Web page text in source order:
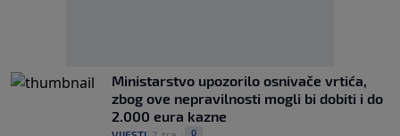
Ministarstvo upozorilo osnivače vrtića,
zbog ove nepravilnosti mogli bi dobiti i do
2.000 eura kazne
0